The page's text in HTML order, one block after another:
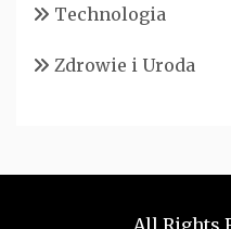
Technologia
Zdrowie i Uroda